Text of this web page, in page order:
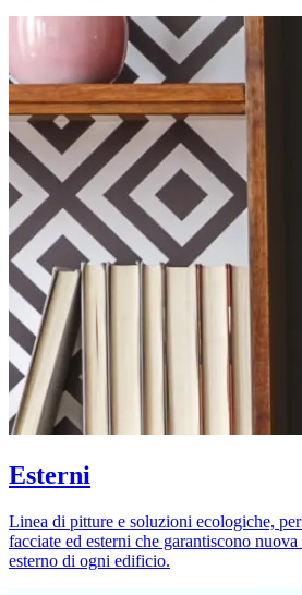
Esterni
Linea di pitture e soluzioni ecologiche,
facciate ed esterni che garantiscono
esterno di ogni edificio.